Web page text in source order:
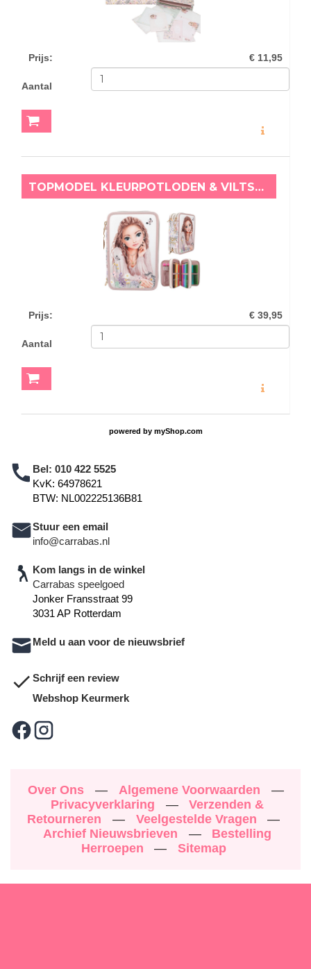
Prijs: € 11,95
Aantal
TOPMODEL KLEURPOTLODEN & VILTSTIFTEN ETUI SUMMER FEELING HAYDEN
Prijs: € 39,95
Aantal
powered by myShop.com
Bel: 010 422 5525
KvK: 64978621
BTW: NL002225136B81
Stuur een email
info@carrabas.nl
Kom langs in de winkel
Carrabas speelgoed
Jonker Fransstraat 99
3031 AP Rotterdam
Meld u aan voor de nieuwsbrief
Schrijf een review
Webshop Keurmerk
Over Ons — Algemene Voorwaarden
—
Privacyverklaring
—
Verzenden &
Retourneren
— Veelgestelde Vragen
—
Archief Nieuwsbrieven
—
Bestelling
Herroepen
— Sitemap